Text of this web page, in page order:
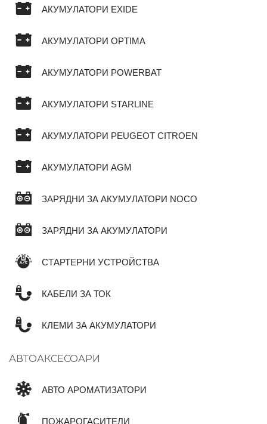
АКУМУЛАТОРИ EXIDE
АКУМУЛАТОРИ OPTIMA
АКУМУЛАТОРИ POWERBAT
АКУМУЛАТОРИ STARLINE
АКУМУЛАТОРИ PEUGEOT CITROEN
АКУМУЛАТОРИ AGM
ЗАРЯДНИ ЗА АКУМУЛАТОРИ NOCO
ЗАРЯДНИ ЗА АКУМУЛАТОРИ
СТАРТЕРНИ УСТРОЙСТВА
КАБЕЛИ ЗА ТОК
КЛЕМИ ЗА АКУМУЛАТОРИ
АВТОАКСЕСОАРИ
АВТО АРОМАТИЗАТОРИ
ПОЖАРОГАСИТЕЛИ